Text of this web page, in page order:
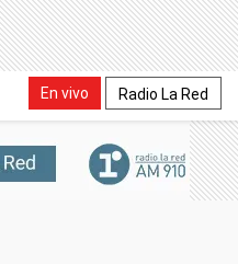
En vivo Radio La Red